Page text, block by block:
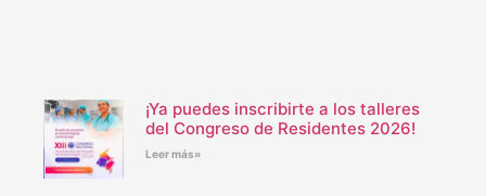
¡Ya puedes inscribirte a los talleres
del Congreso de Residentes 2026!
Leer más»